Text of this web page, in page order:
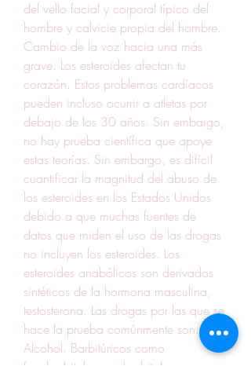
del vello facial y corporal típico del
hombre y calvicie propia del hombre.
Cambio de la voz hacia una más
grave. Los esteroides afectan tu
corazón. Estos problemas cardíacos
pueden incluso ocurrir a atletas por
debajo de los 30 años. Sin embargo,
no hay prueba científica que apoye
estas teorías. Sin embargo, es difícil
cuantificar la magnitud del abuso de
los esteroides en los Estados Unidos
debido a que muchas fuentes de
datos que miden el uso de las drogas
no incluyen los esteroides. Los
esteroides anabólicos son derivados
sintéticos de la hormona masculina,
testosterona. Las drogas por las que se
hace la prueba comúnmente son:
Alcohol. Barbitúricos como
fenobarbital y secobarbital.